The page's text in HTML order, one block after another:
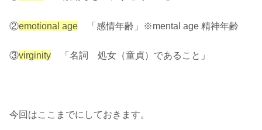
②emotional age 「感情年齢」※mental age 精神年齢
③virginity 「名詞 処女（童貞）であること」
今回はここまでにしておきます。